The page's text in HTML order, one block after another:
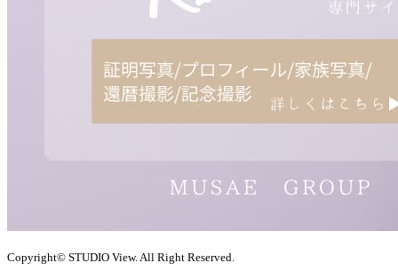
Copyright© STUDIO View. All Right Reserved.